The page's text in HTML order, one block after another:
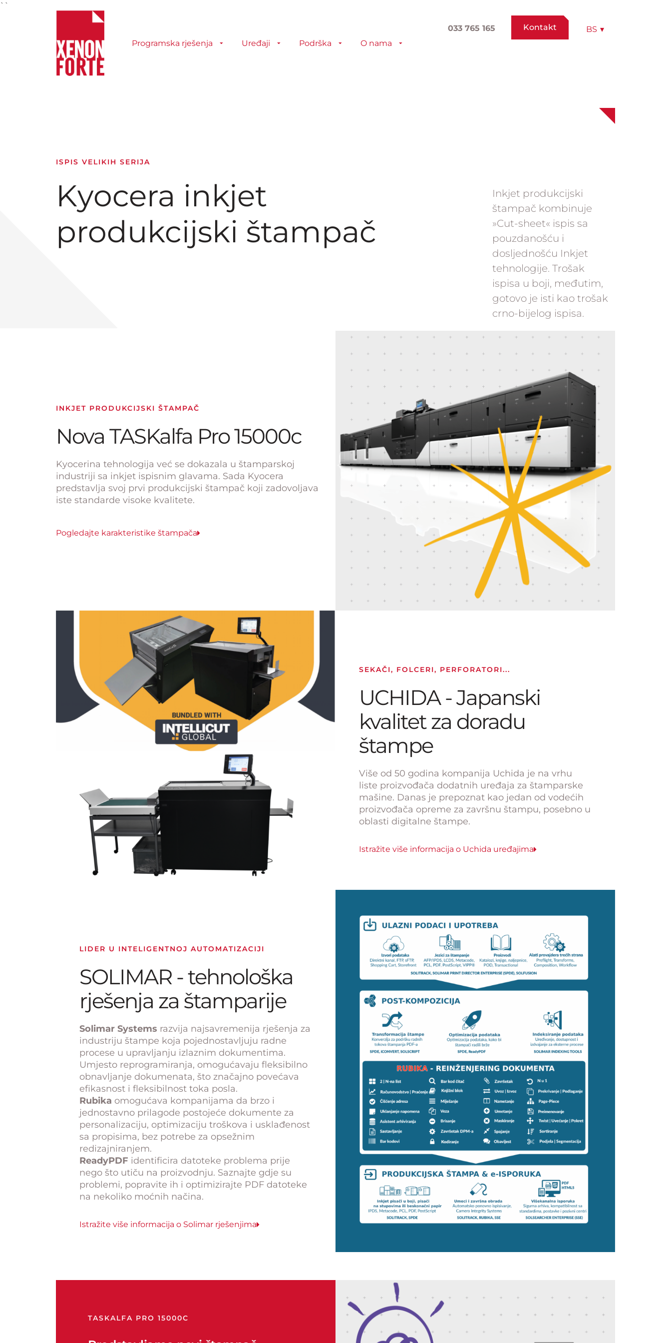
``
Programska rješenja Uređaji Podrška O nama
033 765 165 Kontakt BS ▾
ISPIS VELIKIH SERIJA
Kyocera inkjet
produkcijski štampač
Inkjet produkcijski
štampač kombinuje
»Cut-sheet« ispis sa
pouzdanošću i
dosljednošću Inkjet
tehnologije. Trošak
ispisa u boji, međutim,
gotovo je isti kao trošak
crno-bijelog ispisa.
INKJET PRODUKCIJSKI ŠTAMPAČ
Nova TASKalfa Pro 15000c
Kyocerina tehnologija već se dokazala u štamparskoj
industriji sa inkjet ispisnim glavama. Sada Kyocera
predstavlja svoj prvi produkcijski štampač koji zadovoljava
iste standarde visoke kvalitete.
Pogledajte karakteristike štampača
SEKAČI, FOLCERI, PERFORATORI...
UCHIDA - Japanski
kvalitet za doradu
štampe
Više od 50 godina kompanija Uchida je na vrhu
liste proizvođača dodatnih uređaja za štamparske
mašine. Danas je prepoznat kao jedan od vodećih
proizvođača opreme za završnu štampu, posebno u
oblasti digitalne štampe.
Istražite više informacija o Uchida uređajima
LIDER U INTELIGENTNOJ AUTOMATIZACIJI
SOLIMAR - tehnološka
rješenja za štamparije
Solimar Systems razvija najsavremenija rješenja za
industriju štampe koja pojednostavljuju radne
procese u upravljanju izlaznim dokumentima.
Umjesto reprogramiranja, omogućavaju fleksibilno
obnavljanje dokumenata, što značajno povećava
efikasnost i fleksibilnost toka posla.
Rubika omogućava kompanijama da brzo i
jednostavno prilagode postojeće dokumente za
personalizaciju, optimizaciju troškova i usklađenost
sa propisima, bez potrebe za opsežnim
redizajniranjem.
ReadyPDF identificira datoteke problema prije
nego što utiču na proizvodnju. Saznajte gdje su
problemi, popravite ih i optimizirajte PDF datoteke
na nekoliko moćnih načina.
Istražite više informacija o Solimar rješenjima
TASKALFA PRO 15000C